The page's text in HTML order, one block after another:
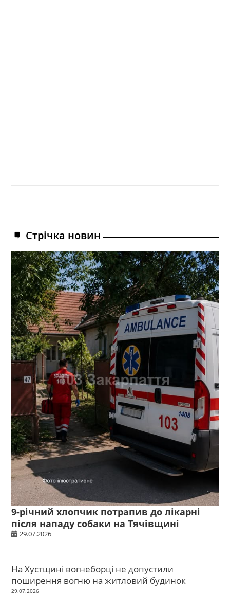
Стрічка новин
9-річний хлопчик потрапив до лікарні
після нападу собаки на Тячівщині
29.07.2026
На Хустщині вогнеборці не допустили
поширення вогню на житловий будинок
29.07.2026